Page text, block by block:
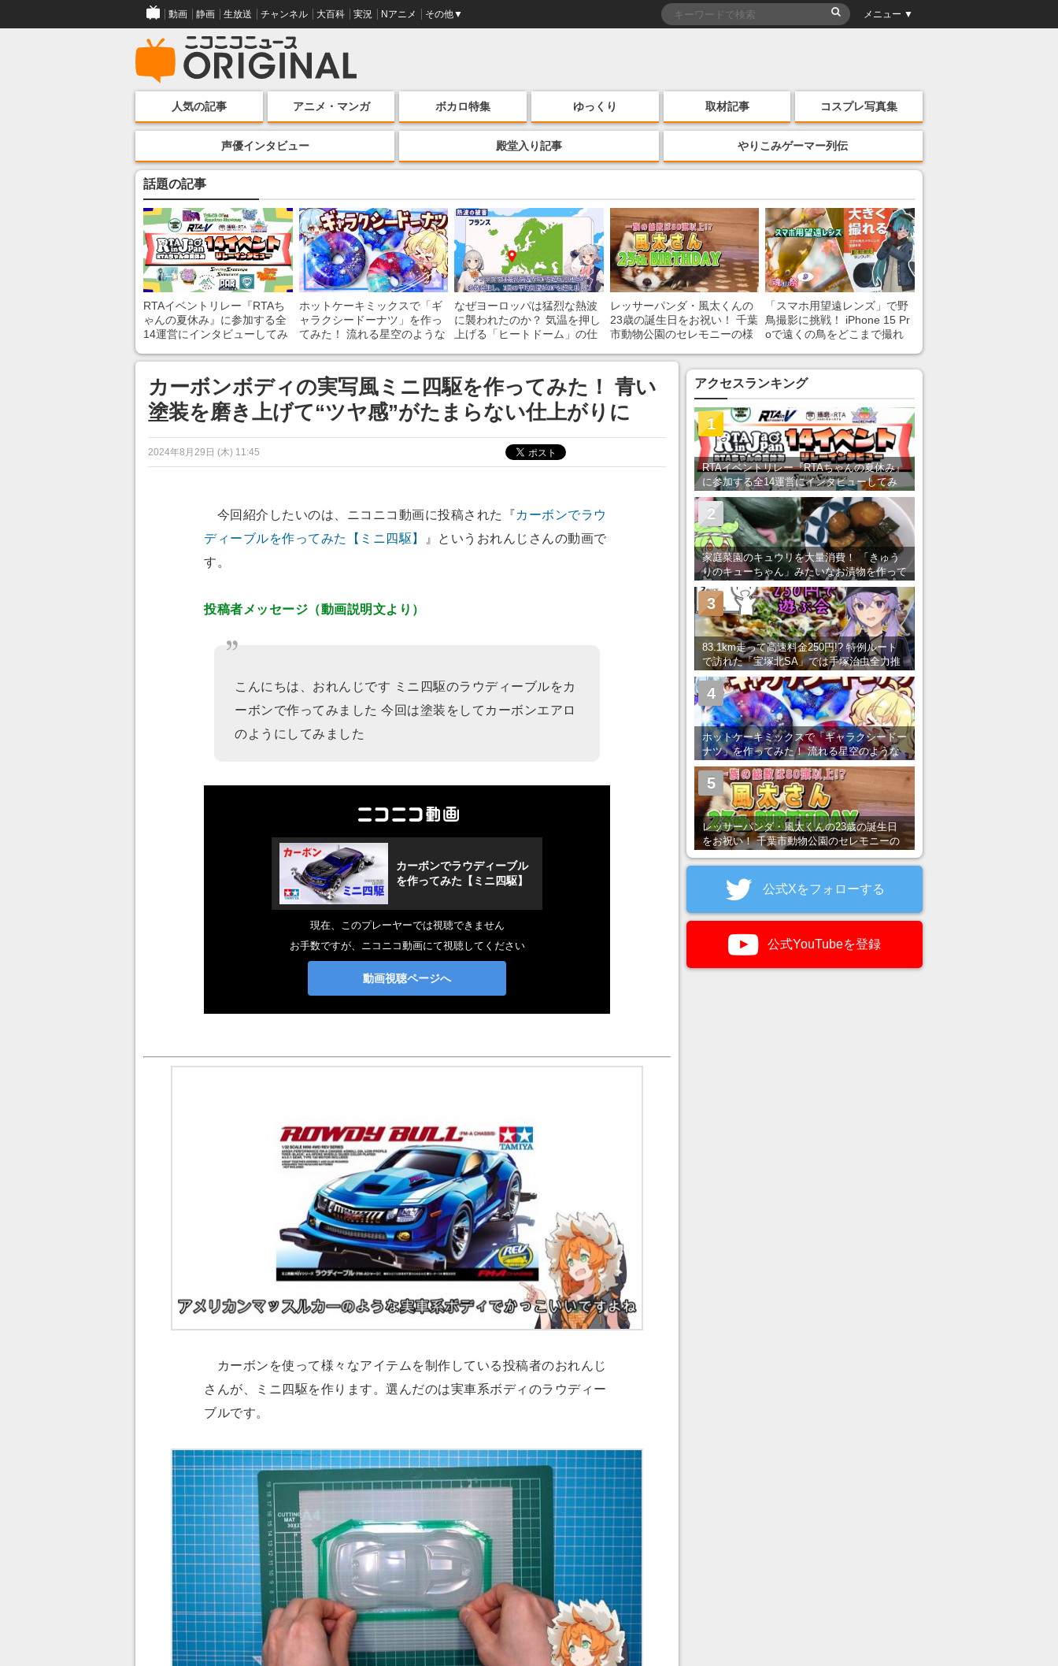
動画 静画 生放送 チャンネル 大百科 実況 Nアニメ その他▼ メニュー ▼
人気の記事 アニメ・マンガ ボカロ特集 ゆっくり 取材記事 コスプレ写真集
声優インタビュー 殿堂入り記事 やりこみゲーマー列伝
話題の記事
RTAイベントリレー『RTAち
ゃんの夏休み』に参加する全
14運営にインタビューしてみ
ンネルの貸し出しを利用し8/9
から1週間にわたって開催
ホットケーキミックスで「ギ
ャラクシードーナツ」を作っ
てみた！ 流れる星空のような
なぜヨーロッパは猛烈な熱波
に襲われたのか？ 気温を押し
上げる「ヒートドーム」の仕
レッサーパンダ・風太くんの
23歳の誕生日をお祝い！ 千葉
市動物公園のセレモニーの様
「スマホ用望遠レンズ」で野
鳥撮影に挑戦！ iPhone 15 Pr
oで遠くの鳥をどこまで撮れ
カーボンボディの実写風ミニ四駆を作ってみた！ 青い
塗装を磨き上げて“ツヤ感”がたまらない仕上がりに
2024年8月29日 (木) 11:45
今回紹介したいのは、ニコニコ動画に投稿された『カーボンでラウ
ディーブルを作ってみた【ミニ四駆】
』というおれんじさんの動画で
す。
投稿者メッセージ（動画説明文より）
こんにちは、おれんじです ミニ四駆のラウディーブルをカ
ーボンで作ってみました 今回は塗装をしてカーボンエアロ
のようにしてみました
カーボンを使って様々なアイテムを制作している投稿者のおれんじ
さんが、ミニ四駆を作ります。選んだのは実車系ボディのラウディー
ブルです。
アクセスランキング
RTAイベントリレー『RTAちゃんの夏休み』
に参加する全14運営にインタビューしてみ
た！ 「RTA in Japan」のチャンネルの貸し
出しを利用し8/9から1週間にわたって開催
1
家庭菜園のキュウリを大量消費！ 「きゅう
りのキューちゃん」みたいなお漬物を作って
みた
2
83.1km走って高速料金250円!? 特例ルート
で訪れた「宝塚北SA」では手塚治虫全力推
し＆関西グルメが楽しめる！
3
ホットケーキミックスで「ギャラクシードー
ナツ」を作ってみた！ 流れる星空のような
レンチン・レシピを紹介
4
レッサーパンダ・風太くんの23歳の誕生日
をお祝い！ 千葉市動物公園のセレモニーの
5
公式Xをフォローする
公式YouTubeを登録